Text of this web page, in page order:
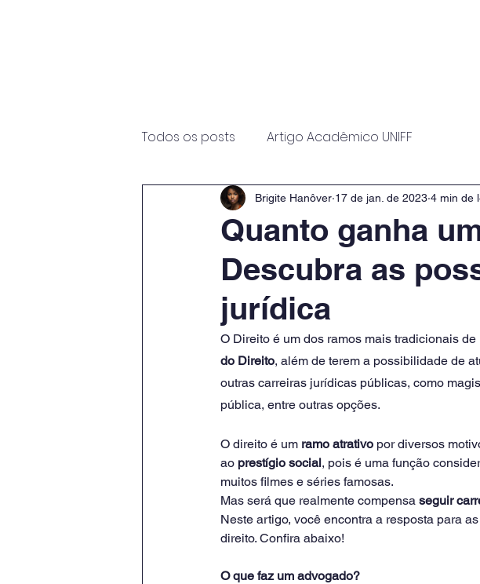
Todos os posts Artigo Acadêmico UNIFF
Quanto ganha
Descubra as
jurídica
Brigite Hanôver 17 de jan. de 2023 4 min de
O Direito é um dos ramos mais tradicionais
do Direito, além de terem a possibilidade de
outras carreiras jurídicas públicas, como
pública, entre outras opções.
O direito é um ramo atrativo por diversos
ao prestígio social, pois é uma função
muitos filmes e séries famosas.
Mas será que realmente compensa seguir
Neste artigo, você encontra a resposta para
direito. Confira abaixo!
O que faz um advogado?